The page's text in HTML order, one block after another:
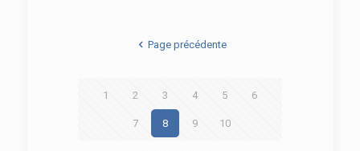
Page précédente
1 2 3 4 5 6
7 8 9 10